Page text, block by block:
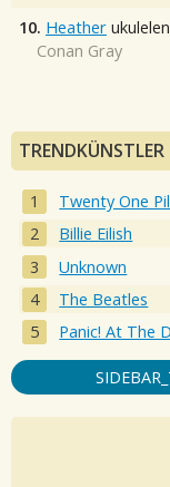
10. Heather
Conan Gray
TRENDKÜNSTLER
Twenty One
Billie Eilish
Unknown
The Beatles
Panic! At The